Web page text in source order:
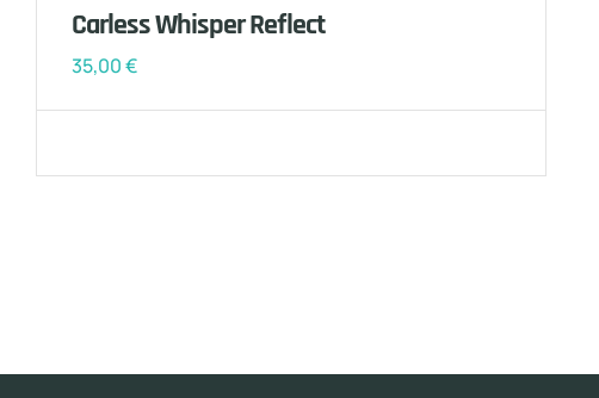
Carless Whisper Reflect
35,00€